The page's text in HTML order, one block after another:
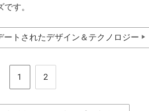
す。
ートされたデザイン＆テクノロジー ▶
1 2